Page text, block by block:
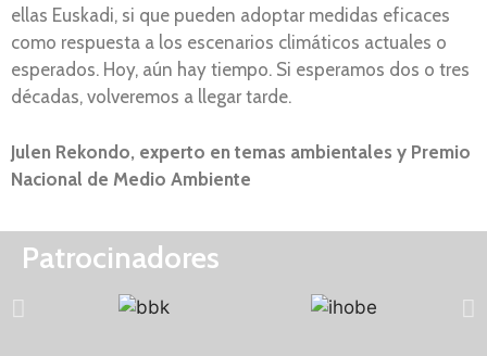
ellas Euskadi, si que pueden adoptar medidas eficaces
como respuesta a los escenarios climáticos actuales o
esperados. Hoy, aún hay tiempo. Si esperamos dos o tres
décadas, volveremos a llegar tarde.
Julen Rekondo, experto en temas ambientales y Premio
Nacional de Medio Ambiente
Patrocinadores